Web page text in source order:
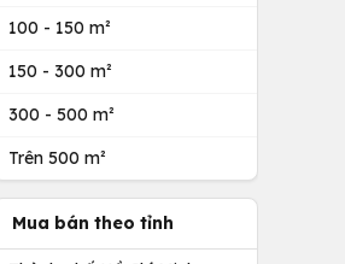
100 - 150 m²
150 - 300 m²
300 - 500 m²
Trên 500 m²
Mua bán theo tỉnh